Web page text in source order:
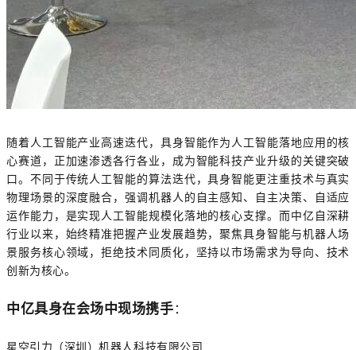
随着人工智能产业高速迭代，具身智能作为人工智能落地应用的核
心赛道，正加速渗透各行各业，成为智能科技产业升级的关键突破
口。不同于传统人工智能的算法迭代，具身智能更注重技术与真实
物理场景的深度融合，强调机器人的自主感知、自主决策、自适应
运作能力，是实现人工智能规模化落地的核心支撑。而中亿自深耕
行业以来，始终精准把握产业发展趋势，聚焦具身智能与机器人场
景服务核心领域，拒绝技术同质化，坚持以市场需求为导向、技术
创新为核心。
中亿具身在会场中现场携手：
星空引力（深圳）机器人科技有限公司